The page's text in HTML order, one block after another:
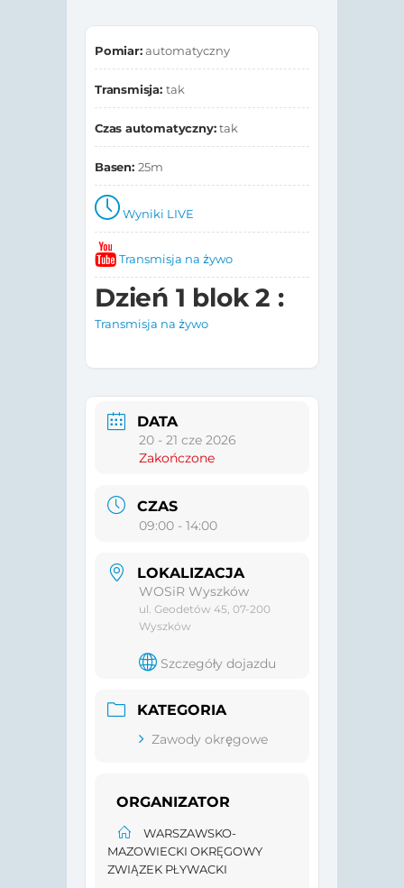
Pomiar:automatyczny
Transmisja: tak
Czas automatyczny:tak
Basen: 25m
Wyniki LIVE
Transmisja na żywo
Dzień 1 blok 2 :
Transmisja na żywo
DATA
20 - 21 cze 2026
Zakończone
CZAS
09:00 - 14:00
LOKALIZACJA
WOSiR Wyszków
ul. Geodetów 45, 07-200
Wyszków
Szczegóły dojazdu
KATEGORIA
Zawody okręgowe
ORGANIZATOR
WARSZAWSKO-
MAZOWIECKI OKRĘGOWY
ZWIĄZEK PŁYWACKI